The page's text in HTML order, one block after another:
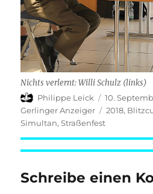
Nichts verlernt: Willi Schulz (links)
Autor
Philippe Leick
am
10.
Gerlinger Anzeiger
2018,
Simultan,Straßenfest
Schreibe einen